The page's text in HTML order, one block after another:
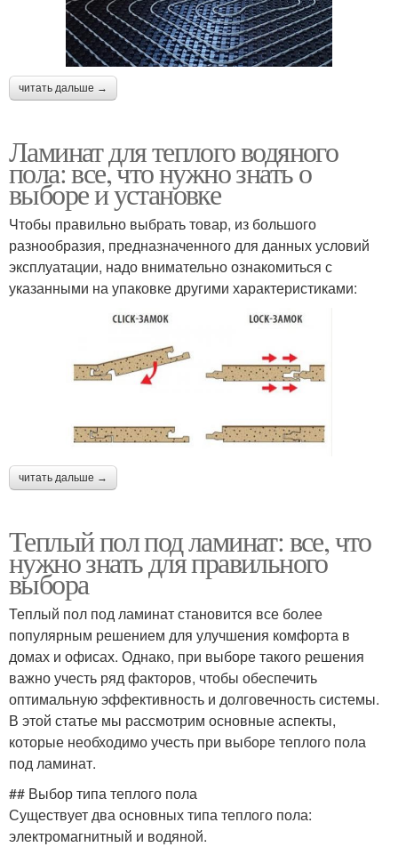
читать дальше →
Ламинат для теплого водяного
пола: все, что нужно знать о
выборе и установке
Чтобы правильно выбрать товар, из большого
разнообразия, предназначенного для данных условий
эксплуатации, надо внимательно ознакомиться с
указанными на упаковке другими характеристиками:
читать дальше →
Теплый пол под ламинат: все, что
нужно знать для правильного
выбора
Теплый пол под ламинат становится все более
популярным решением для улучшения комфорта в
домах и офисах. Однако, при выборе такого решения
важно учесть ряд факторов, чтобы обеспечить
оптимальную эффективность и долговечность системы.
В этой статье мы рассмотрим основные аспекты,
которые необходимо учесть при выборе теплого пола
под ламинат.
## Выбор типа теплого пола
Существует два основных типа теплого пола:
электромагнитный и водяной.